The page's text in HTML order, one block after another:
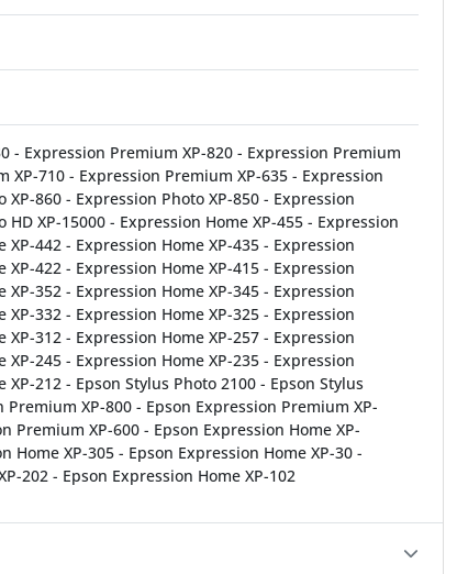
- Expression Premium XP-820 - Expression Premium
710 - Expression Premium XP-635 - Expression
860 - Expression Photo XP-850 - Expression
XP-15000 - Expression Home XP-455 - Expression
442 - Expression Home XP-435 - Expression
422 - Expression Home XP-415 - Expression
352 - Expression Home XP-345 - Expression
332 - Expression Home XP-325 - Expression
312 - Expression Home XP-257 - Expression
245 - Expression Home XP-235 - Expression
212 - Epson Stylus Photo 2100 - Epson Stylus
XP-800 - Epson Expression Premium XP-
Premium XP-600 - Epson Expression Home XP-
Home XP-305 - Epson Expression Home XP-30 -
202 - Epson Expression Home XP-102